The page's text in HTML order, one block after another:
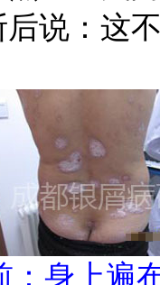
说：这
：身上遍